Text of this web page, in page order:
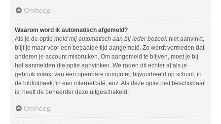
Omhoog
Waarom word ik automatisch afgemeld?
Als je de optie meld mij automatisch aan bij ieder bezoek niet aanvinkt,
blijf je maar voor een bepaalde tijd aangemeld. Zo wordt vermeden dat
anderen je account misbruiken. Om aangemeld te blijven, moet je bij
het aanmelden die optie aanvinken. We raden dit echter af als je
gebruik maakt van een openbare computer, bijvoorbeeld op school, in
de bibliotheek, in een internetcafé, enz. Als deze optie niet beschikbaar
is, heeft de beheerder deze uitgeschakeld.
Omhoog